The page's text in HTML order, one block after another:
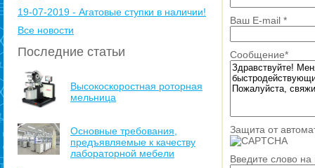
19-07-2019 - Агатовые ступки в наличии!
Все новости
Последние статьи
Высокоскоростная роторная
мельница
Основные требования,
предъявляемые к качеству
лабораторной мебели
Ваш E-mail *
Сообщение*
Защита от
Введите слово на